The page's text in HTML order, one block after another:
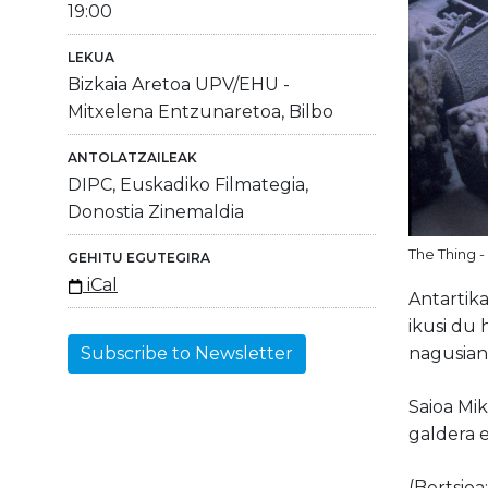
19:00
LEKUA
Bizkaia Aretoa UPV/EHU -
Mitxelena Entzunaretoa, Bilbo
ANTOLATZAILEAK
DIPC, Euskadiko Filmategia,
Donostia Zinemaldia
GEHITU EGUTEGIRA
iCal
Subscribe to Newsletter
The Thing
ikusi du
Saioa
galdera